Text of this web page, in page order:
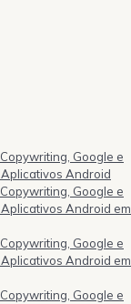
Google e
Android
Google e
Android em
Google e
Android em
Google e